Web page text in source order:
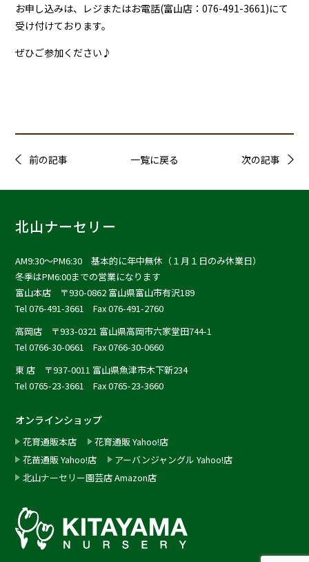
お申し込みは、レジまたはお電話(富山店：076-491-3661)にて
受け付けております。
ぜひご参加ください♪
前の記事 一覧に戻る 次の記事
北山ナーセリー
AM9:30〜PM6:30 基本的に年中無休（１月１日のみ休業日）
冬季はPM6:00までの営業になります
富山本店
〒930-0862 富山県富山市有沢189
Tel 076-491-3661 Fax 076-491-2760
高岡店
〒933-0321 富山県高岡市六家堂田744-1
Tel 0766-30-0661 Fax 0766-30-0660
東 店
〒937-0011 富山県魚津市木下新234
Tel 0765-23-3661 Fax 0765-23-3660
オンラインショップ
花育通販本店
花育通販 Yahoo!店
花苗通販 Yahoo!店
アーバンジャングル Yahoo!店
北山ナーセリー園芸店 Amazon店